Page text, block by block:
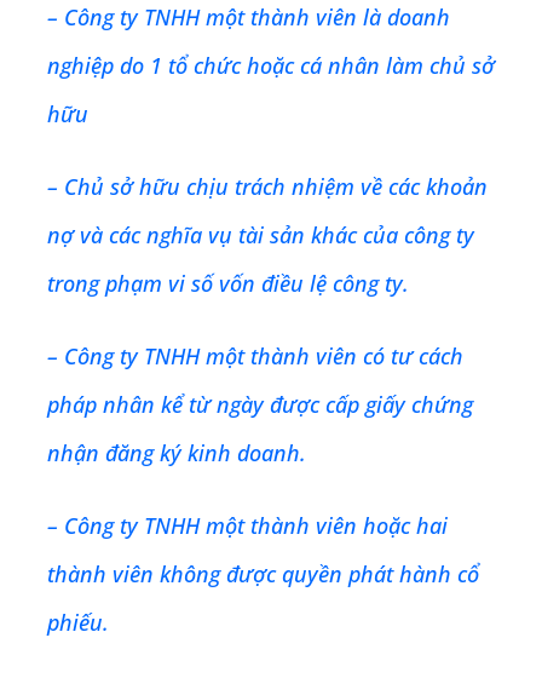
– Công ty TNHH một thành viên là doanh
nghiệp do 1 tổ chức hoặc cá nhân làm chủ sở
hữu
– Chủ sở hữu chịu trách nhiệm về các khoản
nợ và các nghĩa vụ tài sản khác của công ty
trong phạm vi số vốn điều lệ công ty.
– Công ty TNHH một thành viên có tư cách
pháp nhân kể từ ngày được cấp giấy chứng
nhận đăng ký kinh doanh.
– Công ty TNHH một thành viên hoặc hai
thành viên không được quyền phát hành cổ
phiếu.